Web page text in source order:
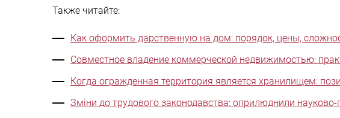
Также читайте:
Как оформить дарственную на дом: порядок, цены,
Совместное владение коммерческой недвижимостью:
Когда огражденная территория является хранилищем:
Зміни до трудового законодавства: оприлюднили